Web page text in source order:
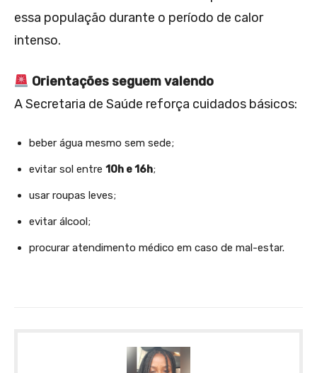
essa população durante o período de calor
intenso.
Orientações seguem valendo
A Secretaria de Saúde reforça cuidados básicos:
beber água mesmo sem sede;
evitar sol entre 10h e 16h;
usar roupas leves;
evitar álcool;
procurar atendimento médico em caso de mal-estar.